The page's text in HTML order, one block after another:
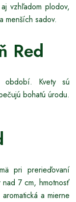
vzhľadom plodov,
menších sadov.
Red
období. Kvety sú
bohatú úrodu.
pri prerieďovaní
7 cm, hmotnosť
a mierne